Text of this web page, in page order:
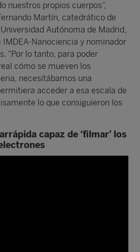
nuestros propios cuerpos”,
Martín, catedrático de
Autónoma de Madrid,
Nanociencia y nominador
“Por lo tanto, para poder
cómo se mueven los
necesitábamos una
acceder a esa escala de
lo que consiguieron los
capaz de ‘filmar’ los